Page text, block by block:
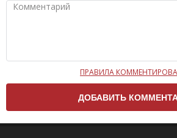
Комментарий
Чтобы ваш комментарий был
вам нужно придерживаться
Комментарий не может быть
ПРАВИЛА